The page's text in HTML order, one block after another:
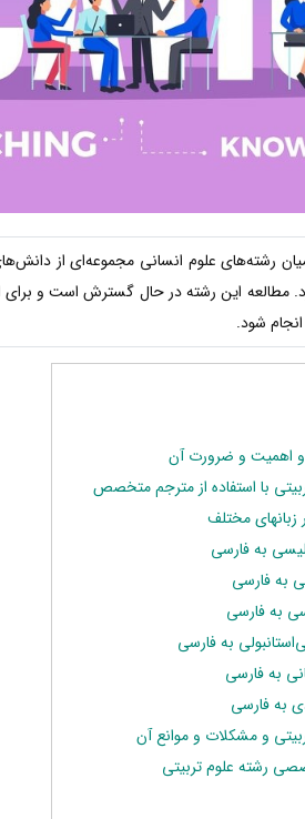
رشته‌‌های علوم انسانی مجموعه‌‌‌ای از
مطالعه این رشته در حال گسترش است و
شود.
اهمیت و ضرورت آن
با استفاده از مترجم متخصص
مختلف
به فارسی
به فارسی
به فارسی
به فارسی
به فارسی
به فارسی
و مشکلات و موانع آن
رشته علوم تربیتی